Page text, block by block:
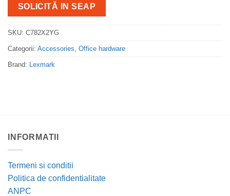
SOLICITĂ IN SEAP
SKU: C782X2YG
Categorii: Accessories Office hardware
Brand: Lexmark
INFORMATII
Termeni si conditii
Politica de confidentialitate
ANPC